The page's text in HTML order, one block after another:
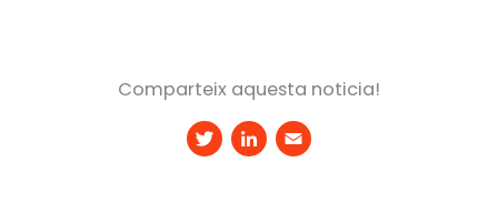
Comparteix aquesta noticia!
T Li